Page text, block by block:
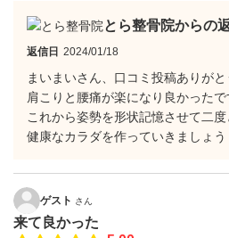
とら整骨院からの
返信日 2024/01/18
まいまいさん、口コミ投稿ありがと
肩こりと腰痛が楽になり良かった
これから姿勢を形状記憶させて二
健康なカラダを作っていきましょう
ゲスト さん
来て良かった